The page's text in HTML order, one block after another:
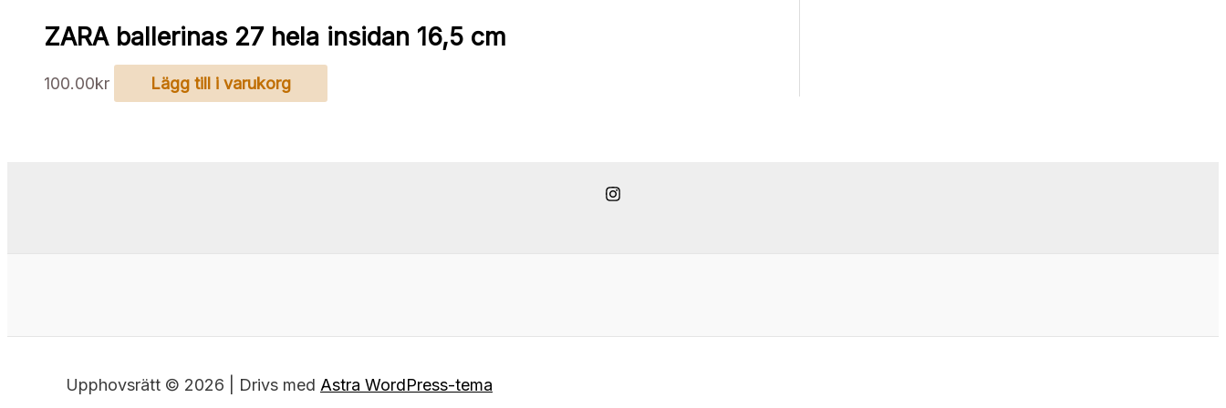
ZARA ballerinas 27 hela insidan 16,5 cm
100.00kr Lägg till i varukorg
Upphovsrätt © 2026 | Drivs med Astra WordPress-tema